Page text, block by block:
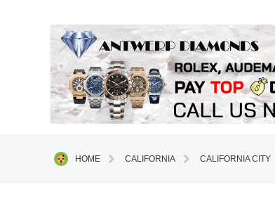
HOME CALIFORNIA CALIFORNIA CITY